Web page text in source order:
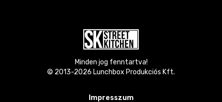
Minden jog fenntartva!
© 2013-2026 Lunchbox Produkciós Kft.
Impresszum